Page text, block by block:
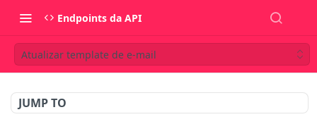
Endpoints da API
Atualizar template de e-mail
JUMP TO